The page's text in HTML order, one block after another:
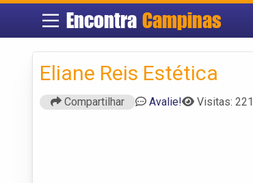
EncontraCampinas
Eliane Reis Estética
Compartilhar Avalie! Visitas: 221